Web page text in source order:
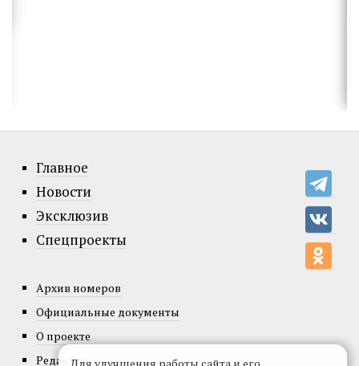
Главное
Новости
Эксклюзив
Спецпроекты
Архив номеров
Официальные документы
О проекте
Редакция